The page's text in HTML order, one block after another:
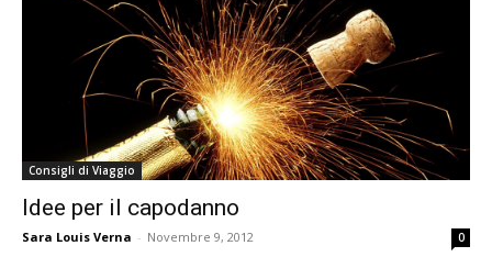
Consigli di Viaggio
Idee per il capodanno
Sara Louis Verna - Novembre 9, 2012 0